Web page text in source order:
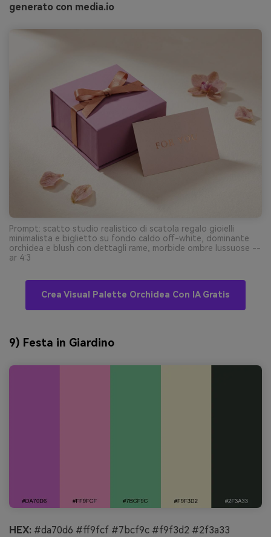
generato con media.io
Prompt: scatto studio realistico di scatola regalo gioielli
minimalista e biglietto su fondo caldo off-white, dominante
orchidea e blush con dettagli rame, morbide ombre lussuose --
ar 4:3
Crea Visual Palette Orchidea Con IA Gratis
9) Festa in Giardino
HEX: #da70d6 #ff9fcf #7bcf9c #f9f3d2 #2f3a33